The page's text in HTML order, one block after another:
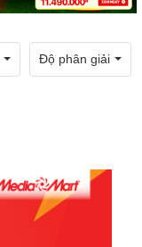
Độ phân giải